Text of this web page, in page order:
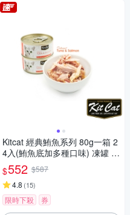
Kitcat 經典鮪魚系列 80g一箱 2
4入(鮪魚底加多種口味) 凍罐 貓
罐 化毛
$552 $587
4.8 (15)
限時下殺 券